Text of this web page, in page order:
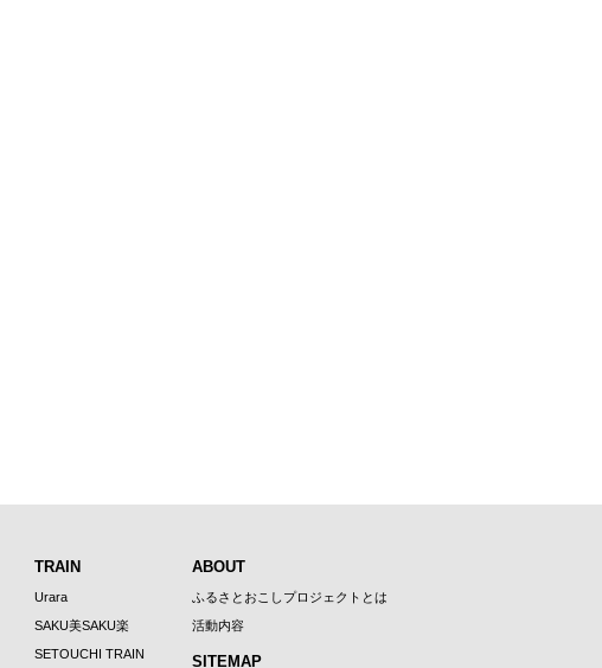
TRAIN
Urara
SAKU美SAKU楽
SETOUCHI TRAIN
ABOUT
ふるさとおこしプロジェクトとは
活動内容
SITEMAP